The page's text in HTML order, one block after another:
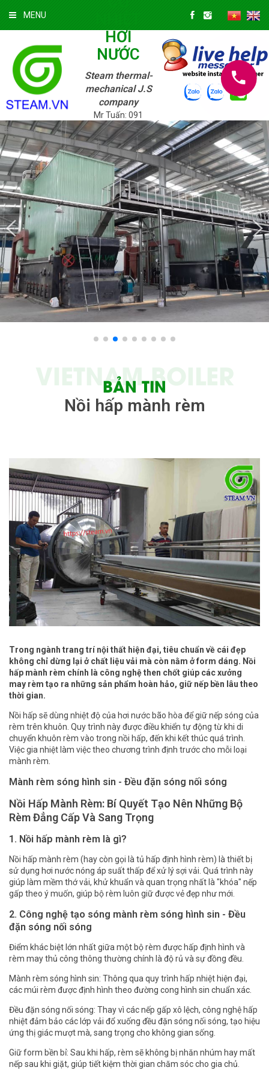
MENU
HƠI
NƯỚC
Steam thermal-
mechanical J.S
company
Mr Tuấn: 091
3322 147; Mr.
Tuyền: 039 720
9625
Chủ Nhật
09/08/2026 »
1:02:42 PM
VIETNAM BOILER
BẢN TIN
Nồi hấp mành rèm
Trong ngành trang trí nội thất hiện đại, tiêu chuẩn về cái đẹp
không chỉ dừng lại ở chất liệu vải mà còn nằm ở form dáng. Nồi
hấp mành rèm chính là công nghệ then chốt giúp các xưởng
may rèm tạo ra những sản phẩm hoàn hảo, giữ nếp bền lâu theo
thời gian.
Nồi hấp sẽ dùng nhiệt độ của hơi nước bão hòa để giữ nếp sóng của
rèm trên khuôn. Quy trình này được điều khiển tự động từ khi di
chuyển khuôn rèm vào trong nồi hấp, đến khi kết thúc quá trình.
Việc gia nhiệt làm việc theo chương trình định trước cho mỗi loại
mành rèm.
Mành rèm sóng hình sin - Đều đặn sóng nối sóng
Nồi Hấp Mành Rèm: Bí Quyết Tạo Nên Những Bộ
Rèm Đẳng Cấp Và Sang Trọng
1. Nồi hấp mành rèm là gì?
Nồi hấp mành rèm (hay còn gọi là tủ hấp định hình rèm) là thiết bị
sử dụng hơi nước nóng áp suất thấp để xử lý sợi vải. Quá trình này
giúp làm mềm thớ vải, khử khuẩn và quan trọng nhất là "khóa" nếp
gấp theo ý muốn, giúp bộ rèm luôn giữ được vẻ đẹp như mới.
2. Công nghệ tạo sóng mành rèm sóng hình sin - Đều
đặn sóng nối sóng
Điểm khác biệt lớn nhất giữa một bộ rèm được hấp định hình và
rèm may thủ công thông thường chính là độ rủ và sự đồng đều.
Mành rèm sóng hình sin: Thông qua quy trình hấp nhiệt hiện đại,
các múi rèm được định hình theo đường cong hình sin chuẩn xác.
Đều đặn sóng nối sóng: Thay vì các nếp gấp xô lệch, công nghệ hấp
nhiệt đảm bảo các lớp vải đổ xuống đều đặn sóng nối sóng, tạo hiệu
ứng thị giác mượt mà, sang trọng cho không gian sống.
Giữ form bền bỉ: Sau khi hấp, rèm sẽ không bị nhăn nhúm hay mất
nếp sau khi giặt, giúp tiết kiệm thời gian chăm sóc cho gia chủ.